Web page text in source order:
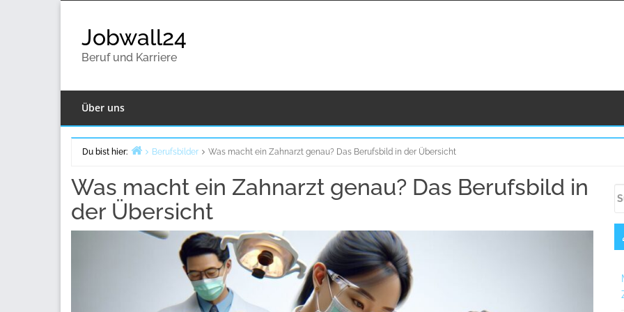
Jobwall24
Beruf und Karriere
Über uns
Du bist hier:
Berufsbilder Was macht ein Zahnarzt genau? Das Berufsbild in der Übersicht
Was macht ein Zahnarzt genau? Das Berufsbild in
der Übersicht